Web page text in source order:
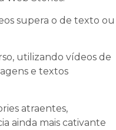
supera o de texto ou
utilizando vídeos de
e textos
atraentes,
ainda mais cativante